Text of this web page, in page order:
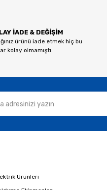
İADE & DEĞİŞİM
ürünü iade etmek hiç bu
kolay olmamıştı.
Ürünleri